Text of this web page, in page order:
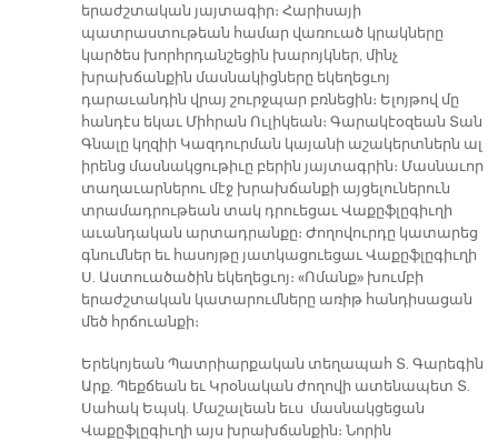
երաժշտական յայտագիր։ Հարիսայի
պատրաստութեան համար վառուած կրակները
կարծես խորհրդանշեցին խարոյկներ, մինչ
խրախճանքին մասնակիցները եկեղեցւոյ
դարաւանդին վրայ շուրջպար բռնեցին։ Ելոյթով մը
հանդէս եկաւ Միհրան Ուլիկեան։ Գարակէօզեան Տան
Գնալը կղզիի Կազդուրման կայանի աշակերտներն ալ
իրենց մասնակցութիւը բերին յայտագրին։ Մասնաւոր
տաղաւարներու մէջ խրախճանքի այցելուներուն
տրամադրութեան տակ դրուեցաւ Վաքըֆլըգիւղի
աւանդական արտադրանքը։ Ժողովուրդը կատարեց
գնումներ եւ հասոյթը յատկացուեցաւ Վաքըֆլըգիւղի
Ս. Աստուածածին եկեղեցւոյ։ «Ոմանք» խումբի
երաժշտական կատարումները առիթ հանդիսացան
մեծ հրճուանքի։
Երեկոյեան Պատրիարքական տեղապահ Տ. Գարեգին
Արք. Պեքճեան եւ Կրօնական ժողովի ատենապետ Տ.
Սահակ Եպսկ. Մաշալեան եւս մասնակցեցան
Վաքըֆլըգիւղի այս խրախճանքին։ Նորին